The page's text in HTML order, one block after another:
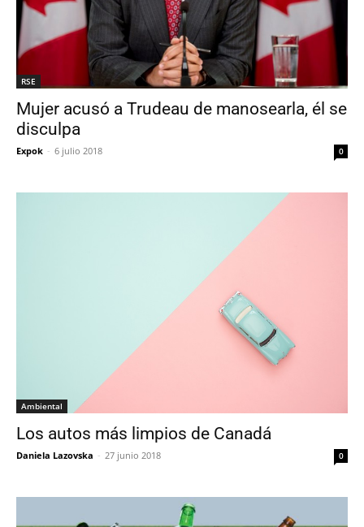
RSE
Mujer acusó a Trudeau de manosearla, él se
disculpa
Expok - 6 julio 2018 0
Ambiental
Los autos más limpios de Canadá
Daniela Lazovska - 27 junio 2018 0